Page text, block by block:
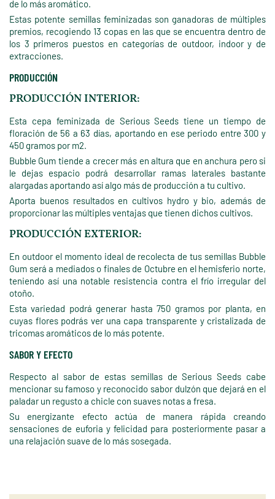
de lo más aromático.
Estas potente semillas feminizadas son ganadoras de múltiples
premios, recogiendo 13 copas en las que se encuentra dentro de
los 3 primeros puestos en categorías de outdoor, indoor y de
extracciones.
PRODUCCIÓN
PRODUCCIÓN INTERIOR:
Esta cepa feminizada de Serious Seeds tiene un tiempo de
floración de 56 a 63 días, aportando en ese periodo entre 300 y
450 gramos por m2.
Bubble Gum tiende a crecer más en altura que en anchura pero si
le dejas espacio podrá desarrollar ramas laterales bastante
alargadas aportando así algo más de producción a tu cultivo.
Aporta buenos resultados en cultivos hydro y bio, además de
proporcionar las múltiples ventajas que tienen dichos cultivos.
PRODUCCIÓN EXTERIOR:
En outdoor el momento ideal de recolecta de tus semillas Bubble
Gum será a mediados o finales de Octubre en el hemisferio norte,
teniendo así una notable resistencia contra el frío irregular del
otoño.
Esta variedad podrá generar hasta 750 gramos por planta, en
cuyas flores podrás ver una capa transparente y cristalizada de
tricomas aromáticos de lo más potente.
SABOR Y EFECTO
Respecto al sabor de estas semillas de Serious Seeds cabe
mencionar su famoso y reconocido sabor dulzón que dejará en el
paladar un regusto a chicle con suaves notas a fresa.
Su energizante efecto actúa de manera rápida creando
sensaciones de euforia y felicidad para posteriormente pasar a
una relajación suave de lo más sosegada.